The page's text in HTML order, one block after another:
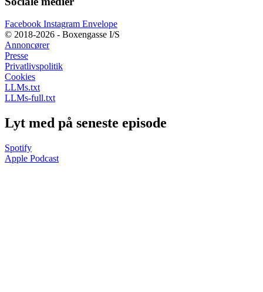
Facebook Instagram Envelope
© 2018-2026 - Boxengasse I/S
Annoncører
Presse
Privatlivspolitik
Cookies
LLMs.txt
LLMs-full.txt
Lyt med på seneste episode
Spotify
Apple Podcast